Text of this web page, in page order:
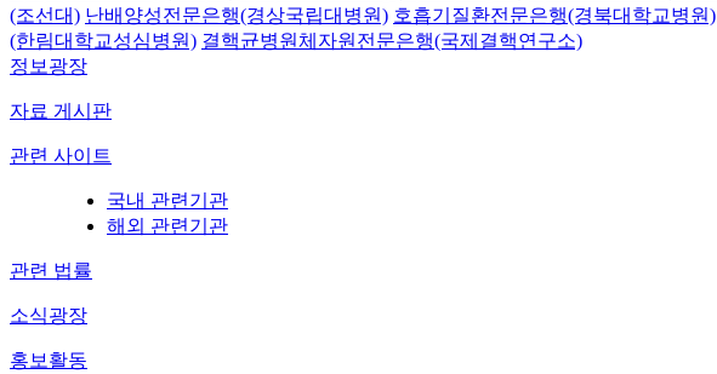
(조선대) 난배양성전문은행(경상국립대병원) 호흡기질환전문은행(경북대학교병원)
(한림대학교성심병원) 결핵균병원체자원전문은행(국제결핵연구소)
정보광장
자료 게시판
관련 사이트
국내 관련기관
해외 관련기관
관련 법률
소식광장
홍보활동